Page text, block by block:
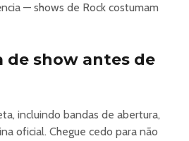
— shows de Rock costumam
de show antes de
incluindo bandas de abertura,
oficial. Chegue cedo para não